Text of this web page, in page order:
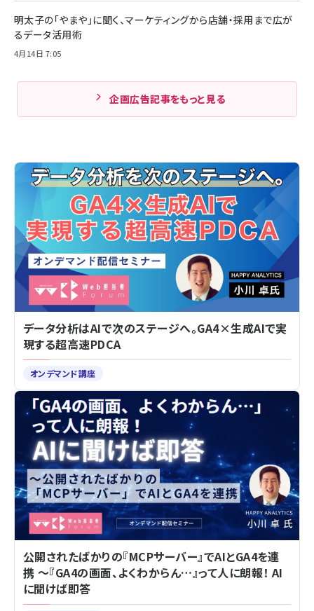
明太子の「やまや」に聞く、マーケティングから店舗・採用まで広が
るデータ活用術
4月14日 7:05
企画広告記事をもっと見る
データ分析はAIで次のステージへ。GA4×生成AIで実
現する超高速PDCA
オンデマンド講座
公開されたばかりの『MCPサーバー』でAIとGA4を連
携 ～『GA4の画面、よくわからん…』って人に朗報！ AI
に聞けば即答